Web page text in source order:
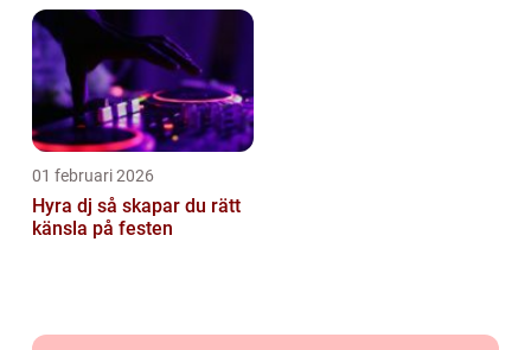
01 februari 2026
Hyra dj så skapar du rätt
känsla på festen